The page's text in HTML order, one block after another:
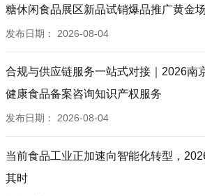
糖休闲食品展区新品试销爆品推广黄金
发布日期： 2026-08-04
合规与供应链服务一站式对接｜2026南
健康食品备案咨询知识产权服务
发布日期： 2026-08-04
当前食品工业正加速向智能化转型，
其时